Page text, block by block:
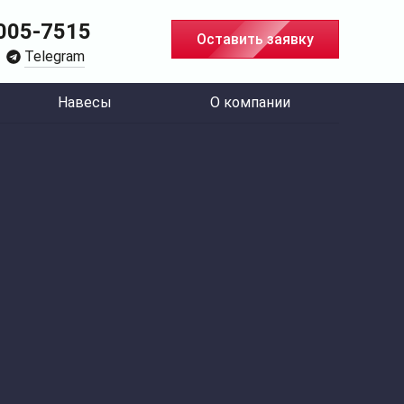
7515
Telegram
Оставить заявку
Навесы О компании